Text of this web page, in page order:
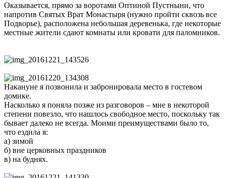
Оказывается, прямо за воротами Оптиной Пустныни, что
напротив Святых Врат Монастыря (нужно пройти сквозь все
Подворье), расположена небольшая деревенька, где некоторые
местные жители сдают комнаты или кровати для паломников.
Накануне я позвонила и забронировала место в гостевом
домике.
Насколько я поняла позже из разговоров – мне в некоторой
степени повезло, что нашлось свободное место, поскольку так
бывает далеко не всегда. Моими преимуществами было то,
что ездила я:
а) зимой
б) вне церковных праздников
в) на буднях.